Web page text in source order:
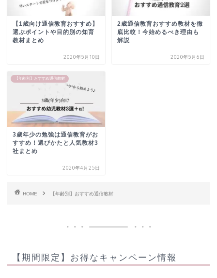
【1歳向け通信教育おすすめ】
選ぶポイントや目的別の知育
教材まとめ
2020年5月10日
2歳通信教育おすすめ教材を徹
底比較！今始めるべき理由も
解説
2020年5月6日
【年齢別】おすすめ通信教材
3歳年少の勉強は通信教育がお
すすめ！選びかたと人気教材3
社まとめ
2020年4月25日
HOME 【年齢別】おすすめ通信教材
【期間限定】お得なキャンペーン情報